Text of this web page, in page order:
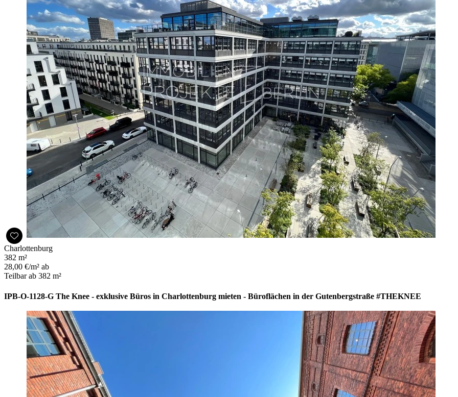
Charlottenburg
382 m²
28,00 €/m² ab
Teilbar ab 382 m²
IPB-O-1128-G The Knee - exklusive Büros in Charlottenburg mieten - Büroflächen in der Gutenbergstraße #THEKNEE